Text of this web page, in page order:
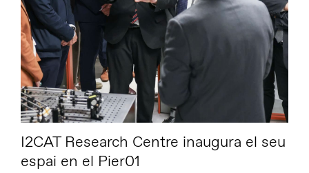
I2CAT Research Centre inaugura el seu
espai en el Pier01